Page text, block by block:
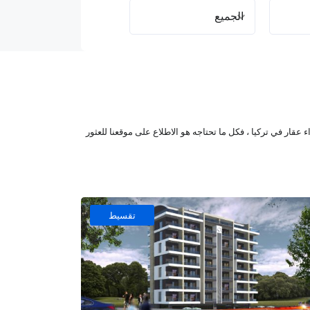
في تركيا ، فكل ما تحتاجه هو الاطلاع على موقعنا للعثور
، باقتصاد تنافسي يشجع الاستثمار ، ونفقات معيشية
الترفيهية المحلية مثل الجبال أو البحيرات أو
و تكلفته بشكل عام. على سبيل المثال ، تتمتع معظم منازل
فاخرة في وسط المدينة ، بالقرب من مناطق الجذب الأخرى في
لائق لك.
تقسيط